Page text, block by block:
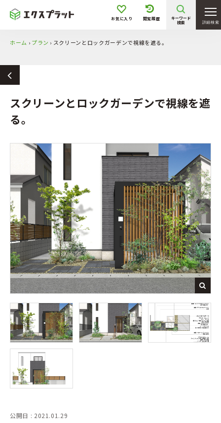
詳細検索
お気に入り 閲覧履歴
キーワード
検索
ホーム › プラン › スクリーンとロックガーデンで視線を遮る。
スクリーンとロックガーデンで視線を遮
る。
公開日 : 2021.01.29